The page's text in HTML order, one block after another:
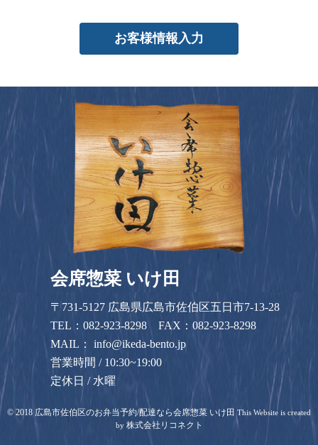
お客様情報入力
会席惣菜 いけ田
〒731-5127 広島県広島市佐伯区五日市7-13-28
TEL：082-923-8298 FAX：082-923-8298
MAIL：info@ikeda-bento.jp
営業時間 / 10:30~19:00
定休日 / 水曜
© 2018 広島市佐伯区のお弁当予約/配達なら会席惣菜 いけ田 This Website is created
by 株式会社リコネクト